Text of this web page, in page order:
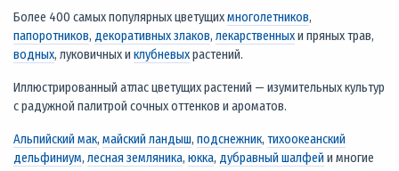
Более 400 самых популярных цветущихмноголетников,
папоротников, декоративных злаков, лекарственныхи пряных трав,
водных, луковичных и клубневыхрастений.
Иллюстрированный атлас цветущих растений — изумительных культур
с радужной палитрой сочных оттенков и ароматов.
Альпийский мак, майский ландыш, подснежник, тихоокеанский
дельфиниум, лесная земляника, юкка, дубравный шалфей и многие